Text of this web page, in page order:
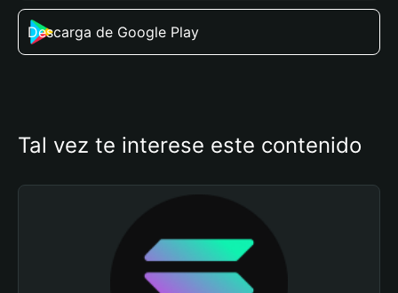
Descarga de Google Play
Tal vez te interese este contenido